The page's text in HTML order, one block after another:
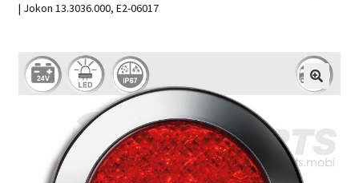
CLAXONS
ELEKTRISCHE CONNECTOREN
| Jokon 13.3036.000, E2-06017